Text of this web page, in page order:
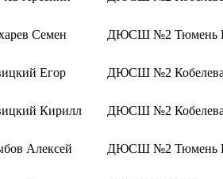
Семен ДЮСШ №2 Тюмень
Егор ДЮСШ №2
Кирилл ДЮСШ №2
Алексей ДЮСШ №2 Тюмень